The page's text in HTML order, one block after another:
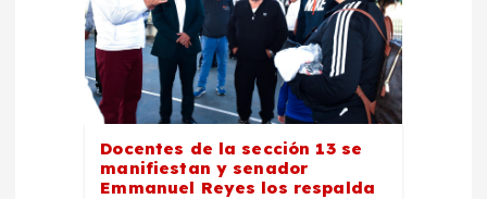
Docentes de la sección 13 se
manifiestan y senador
Emmanuel Reyes los respalda